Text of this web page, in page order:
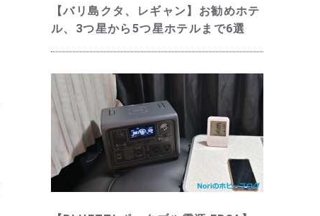
【バリ島クタ、レギャン】お勧めホテ
ル、3つ星から5つ星ホテルまで6選